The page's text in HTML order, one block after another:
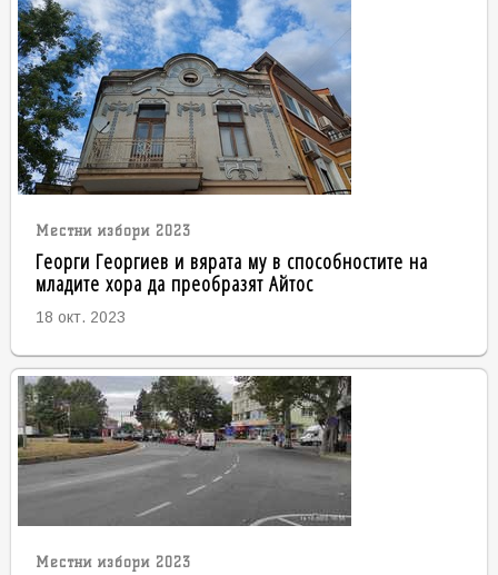
Местни избори 2023
Георги Георгиев и вярата му в способностите на
младите хора да преобразят Айтос
18 окт. 2023
Местни избори 2023